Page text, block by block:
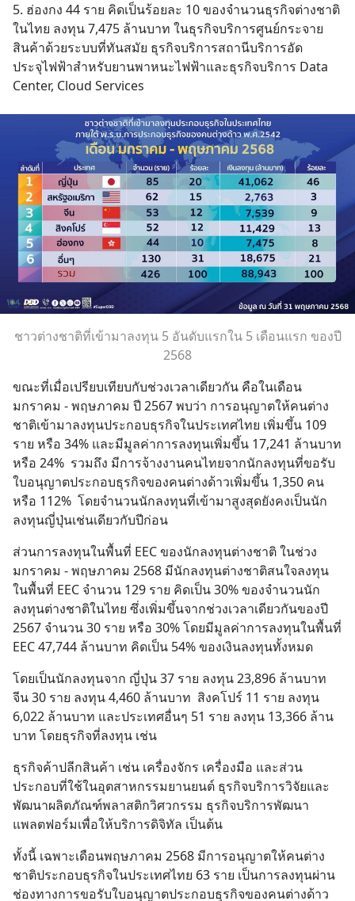
5. ฮ่องกง 44 ราย คิดเป็นร้อยละ 10 ของจำนวนธุรกิจต่างชาติ
ในไทย ลงทุน 7,475 ล้านบาท ในธุรกิจบริการศูนย์กระจาย
สินค้าด้วยระบบที่ทันสมัย ธุรกิจบริการสถานีบริการอัด
ประจุไฟฟ้าสำหรับยานพาหนะไฟฟ้าและธุรกิจบริการ Data
Center, Cloud Services
ชาวต่างชาติที่เข้ามาลงทุน 5 อันดับแรกใน 5 เดือนแรก ของปี
2568
ขณะที่เมื่อเปรียบเทียบกับช่วงเวลาเดียวกัน คือในเดือน
มกราคม - พฤษภาคม ปี 2567 พบว่า การอนุญาตให้คนต่าง
ชาติเข้ามาลงทุนประกอบธุรกิจในประเทศไทย เพิ่มขึ้น 109
ราย หรือ 34% และมีมูลค่าการลงทุนเพิ่มขึ้น 17,241 ล้านบาท
หรือ 24%  รวมถึง มีการจ้างงานคนไทยจากนักลงทุนที่ขอรับ
ใบอนุญาตประกอบธุรกิจของคนต่างด้าวเพิ่มขึ้น 1,350 คน
หรือ 112%  โดยจำนวนนักลงทุนที่เข้ามาสูงสุดยังคงเป็นนัก
ลงทุนญี่ปุ่นเช่นเดียวกับปีก่อน
ส่วนการลงทุนในพื้นที่ EEC ของนักลงทุนต่างชาติ ในช่วง
มกราคม - พฤษภาคม 2568 มีนักลงทุนต่างชาติสนใจลงทุน
ในพื้นที่ EEC จำนวน 129 ราย คิดเป็น 30% ของจำนวนนัก
ลงทุนต่างชาติในไทย ซึ่งเพิ่มขึ้นจากช่วงเวลาเดียวกันของปี
2567 จำนวน 30 ราย หรือ 30% โดยมีมูลค่าการลงทุนในพื้นที่
EEC 47,744 ล้านบาท คิดเป็น 54% ของเงินลงทุนทั้งหมด
โดยเป็นนักลงทุนจาก ญี่ปุ่น 37 ราย ลงทุน 23,896 ล้านบาท
จีน 30 ราย ลงทุน 4,460 ล้านบาท  สิงคโปร์ 11 ราย ลงทุน
6,022 ล้านบาท และประเทศอื่นๆ 51 ราย ลงทุน 13,366 ล้าน
บาท โดยธุรกิจที่ลงทุน เช่น
ธุรกิจค้าปลีกสินค้า เช่น เครื่องจักร เครื่องมือ และส่วน
ประกอบที่ใช้ในอุตสาหกรรมยานยนต์ ธุรกิจบริการวิจัยและ
พัฒนาผลิตภัณฑ์พลาสติกวิศวกรรม ธุรกิจบริการพัฒนา
แพลตฟอร์มเพื่อให้บริการดิจิทัล เป็นต้น
ทั้งนี้ เฉพาะเดือนพฤษภาคม 2568 มีการอนุญาตให้คนต่าง
ชาติประกอบธุรกิจในประเทศไทย 63 ราย เป็นการลงทุนผ่าน
ช่องทางการขอรับใบอนุญาตประกอบธุรกิจของคนต่างด้าว